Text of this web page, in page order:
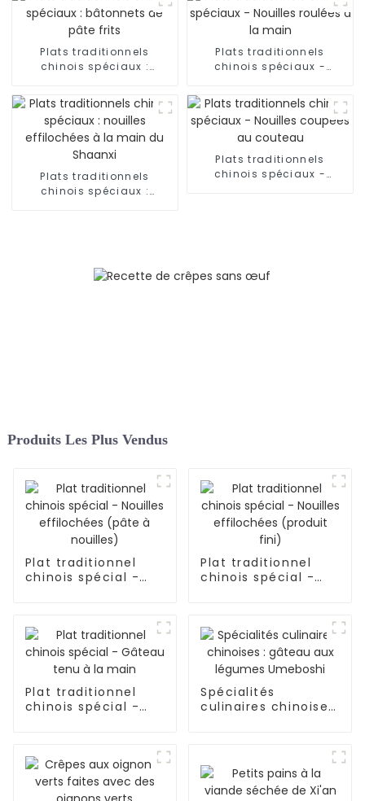
Plats traditionnels
chinois spéciaux :
Plats traditionnels
chinois spéciaux -
main
Plats traditionnels
chinois spéciaux :
Plats traditionnels
chinois spéciaux -
Produits Les Plus Vendus
Plat traditionnel
chinois spécial -
Plat traditionnel
chinois spécial -
Plat traditionnel
chinois spécial -
Spécialités
culinaires chinoises